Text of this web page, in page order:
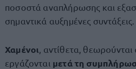
ποσοστά αναπλήρωσης και
σημαντικά αυξημένες συντάξεις.
Χαμένοι , αντίθετα,
εργάζονται μετά τη